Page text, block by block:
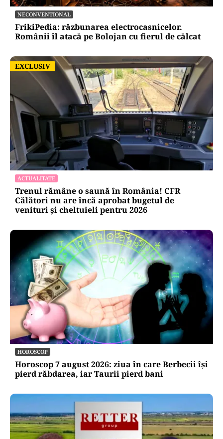
NECONVENTIONAL
FrikiPedia: răzbunarea electrocasnicelor.
Românii îl atacă pe Bolojan cu fierul de călcat
EXCLUSIV
EXCLUSIV
ACTUALITATE
Trenul rămâne o saună în România! CFR
Călători nu are încă aprobat bugetul de
venituri și cheltuieli pentru 2026
HOROSCOP
Horoscop 7 august 2026: ziua în care Berbecii își
pierd răbdarea, iar Taurii pierd bani